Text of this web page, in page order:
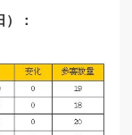
：